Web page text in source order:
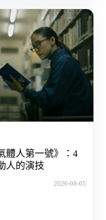
體人第一號》：4
人的演技
2026-08-05